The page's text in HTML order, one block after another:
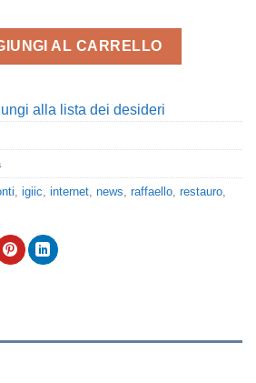
27,55€.
AL CARRELLO
alla lista dei desideri
igiic internet news raffaello restauro